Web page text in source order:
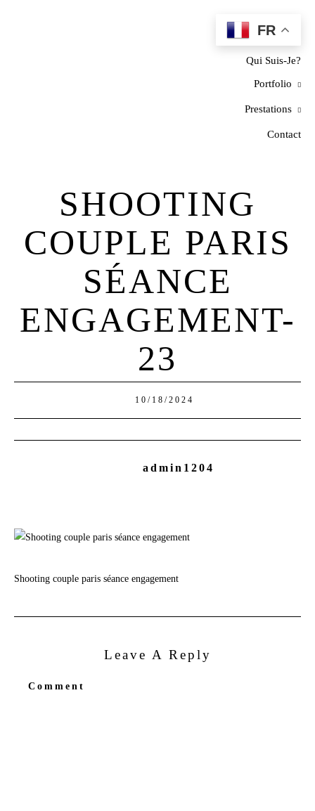
Home
Qui Suis-Je?
Portfolio
Prestations
Contact
SHOOTING
COUPLE PARIS
SÉANCE
ENGAGEMENT-
23
10/18/2024
admin1204
Shooting couple paris séance engagement
Leave A Reply
Comment
FR